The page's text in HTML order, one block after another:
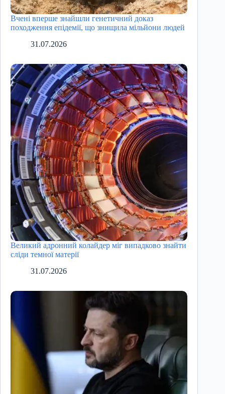
Вчені вперше знайшли генетичний доказ
походження епідемії, що знищила мільйони людей
31.07.2026
Великий адронний колайдер міг випадково знайти
сліди темної матерії
31.07.2026